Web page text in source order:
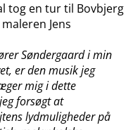
tog en tur til Bovbjerg
Jens
Søndergaard i min
er den musik jeg
mig i dette
forsøgt at
lydmuligheder på